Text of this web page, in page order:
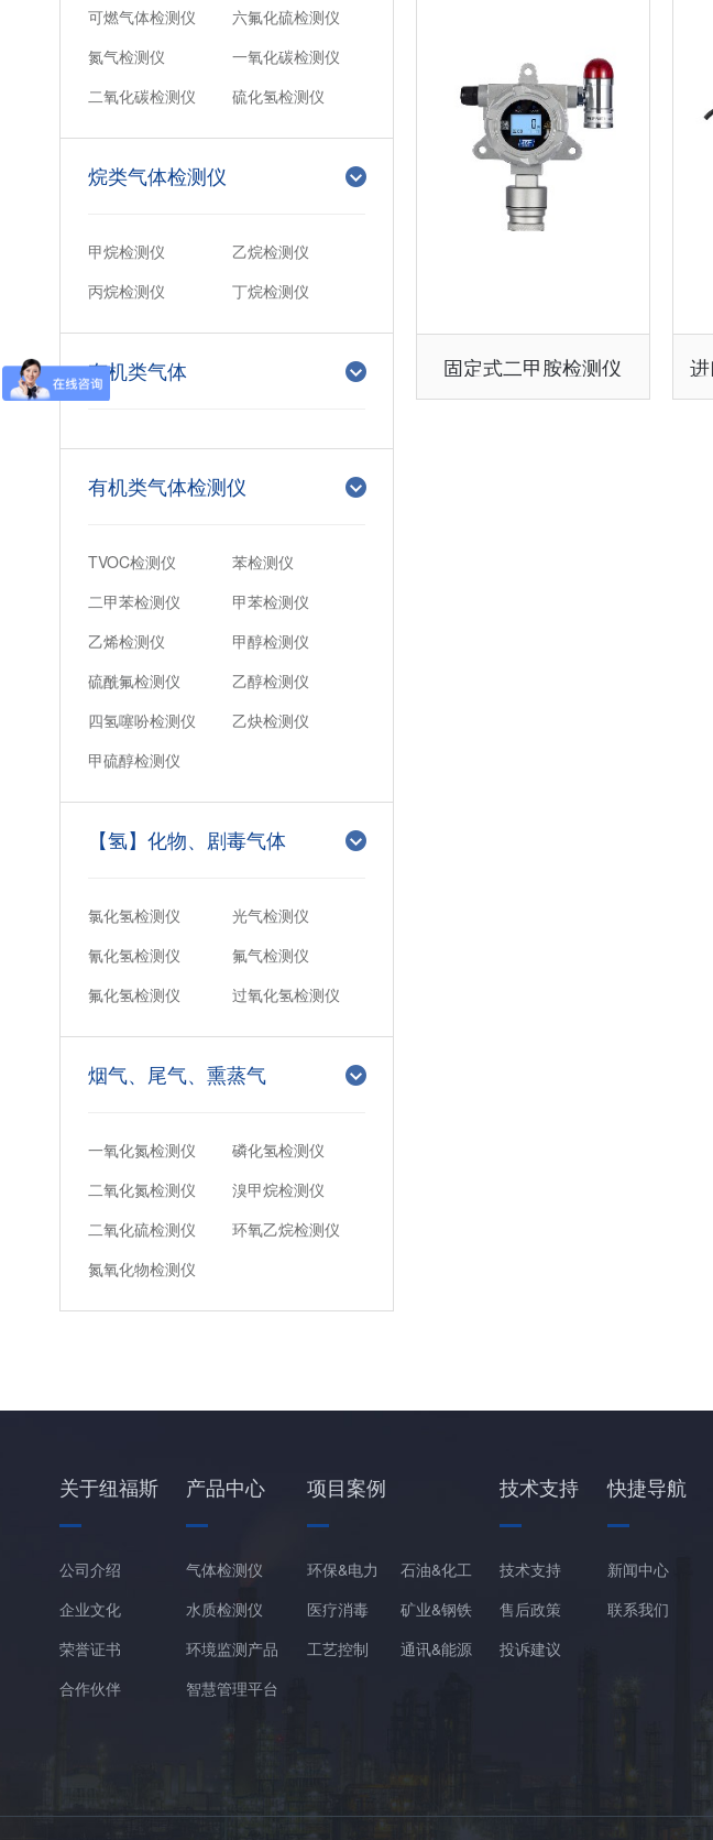
可燃气体检测仪
六氟化硫检测仪
氮气检测仪
一氧化碳检测仪
二氧化碳检测仪
硫化氢检测仪
烷类气体检测仪
甲烷检测仪
乙烷检测仪
丙烷检测仪
丁烷检测仪
有机类气体
有机类气体检测仪
TVOC检测仪
苯检测仪
二甲苯检测仪
甲苯检测仪
乙烯检测仪
甲醇检测仪
硫酰氟检测仪
乙醇检测仪
四氢噻吩检测仪
乙炔检测仪
甲硫醇检测仪
【氢】化物、剧毒气体
氯化氢检测仪
光气检测仪
氰化氢检测仪
氟气检测仪
氟化氢检测仪
过氧化氢检测仪
烟气、尾气、熏蒸气
一氧化氮检测仪
磷化氢检测仪
二氧化氮检测仪
溴甲烷检测仪
二氧化硫检测仪
环氧乙烷检测仪
氮氧化物检测仪
固定式二甲胺检测仪
关于纽福斯
公司介绍
企业文化
荣誉证书
合作伙伴
产品中心
气体检测仪
水质检测仪
环境监测产品
智慧管理平台
项目案例
环保&电力
石油&化工
医疗消毒
矿业&钢铁
工艺控制
通讯&能源
技术支持
技术支持
售后政策
投诉建议
快捷导航
新闻中心
联系我们